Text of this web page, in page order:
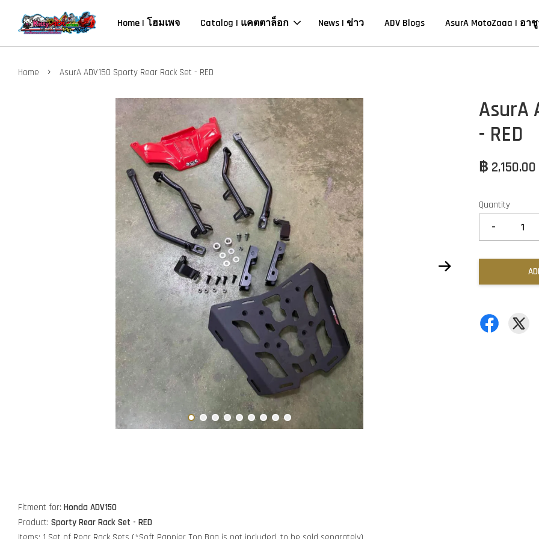
Home | โฮมเพจ Catalog | แคตตาล็อก News | ข่าว ADV Blogs AsurA MotoZaaa | อา
Home › AsurA ADV150 Sporty Rear Rack Set - RED
AsurA
- RED
฿ 2,150.00
Quantity
-
Fitment for: Honda ADV150
Product: Sporty Rear Rack Set - RED